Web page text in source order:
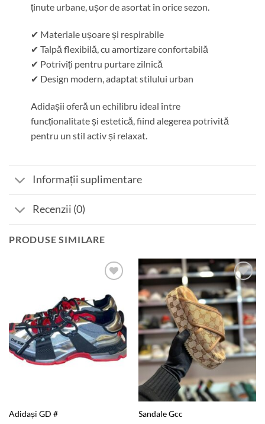
ținute urbane, ușor de asortat în orice sezon.
✔ Materiale ușoare și respirabile
✔ Talpă flexibilă, cu amortizare confortabilă
✔ Potriviți pentru purtare zilnică
✔ Design modern, adaptat stilului urban
Adidașii oferă un echilibru ideal între
funcționalitate și estetică, fiind alegerea potrivită
pentru un stil activ și relaxat.
Informații suplimentare
Recenzii (0)
PRODUSE SIMILARE
wishlist
Adidași GD #
Add to
wishlist
Sandale Gcc